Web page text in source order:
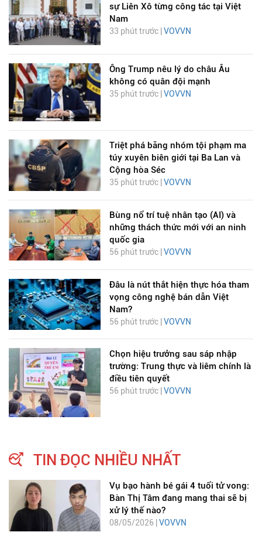
sự Liên Xô từng công tác tại Việt
Nam
33 phút trước | VOVVN
Ông Trump nêu lý do châu Âu
không có quân đội mạnh
35 phút trước | VOVVN
Triệt phá băng nhóm tội phạm ma
túy xuyên biên giới tại Ba Lan và
Cộng hòa Séc
35 phút trước | VOVVN
Bùng nổ trí tuệ nhân tạo (AI) và
những thách thức mới với an ninh
quốc gia
56 phút trước | VOVVN
Đâu là nút thắt hiện thực hóa tham
vọng công nghệ bán dẫn Việt
Nam?
56 phút trước | VOVVN
Chọn hiệu trưởng sau sáp nhập
trường: Trung thực và liêm chính là
điều tiên quyết
56 phút trước | VOVVN
TIN ĐỌC NHIỀU NHẤT
Vụ bạo hành bé gái 4 tuổi tử vong:
Bàn Thị Tâm đang mang thai sẽ bị
xử lý thế nào?
08/05/2026 | VOVVN